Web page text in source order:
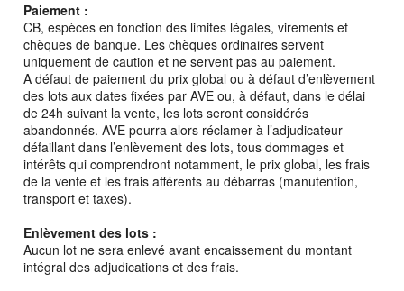
Paiement :
CB, espèces en fonction des limites légales, virements et
chèques de banque. Les chèques ordinaires servent
uniquement de caution et ne servent pas au paiement.
A défaut de paiement du prix global ou à défaut d’enlèvement
des lots aux dates fixées par AVE ou, à défaut, dans le délai
de 24h suivant la vente, les lots seront considérés
abandonnés. AVE pourra alors réclamer à l’adjudicateur
défaillant dans l’enlèvement des lots, tous dommages et
intérêts qui comprendront notamment, le prix global, les frais
de la vente et les frais afférents au débarras (manutention,
transport et taxes).
Enlèvement des lots :
Aucun lot ne sera enlevé avant encaissement du montant
intégral des adjudications et des frais.